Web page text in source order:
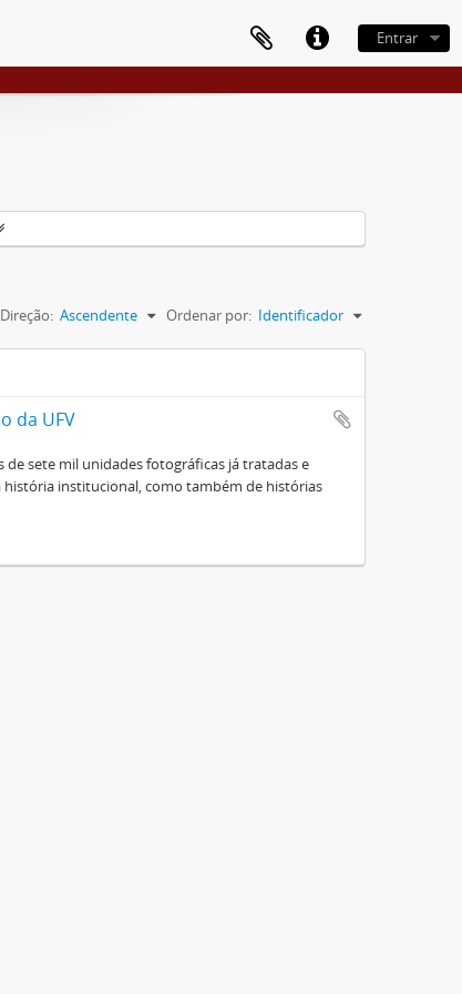
Entrar
Ordenar por: Identificador
Direção: Ascendente
da UFV
de sete mil unidades fotográficas já tratadas e
institucional, como também de histórias